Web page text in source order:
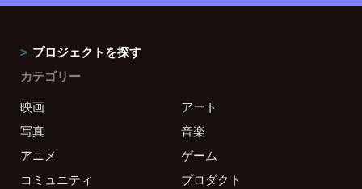
プロジェクトを探す
カテゴリー
映画
アート
写真
音楽
アニメ
ゲーム
コミュニティ
プロダクト